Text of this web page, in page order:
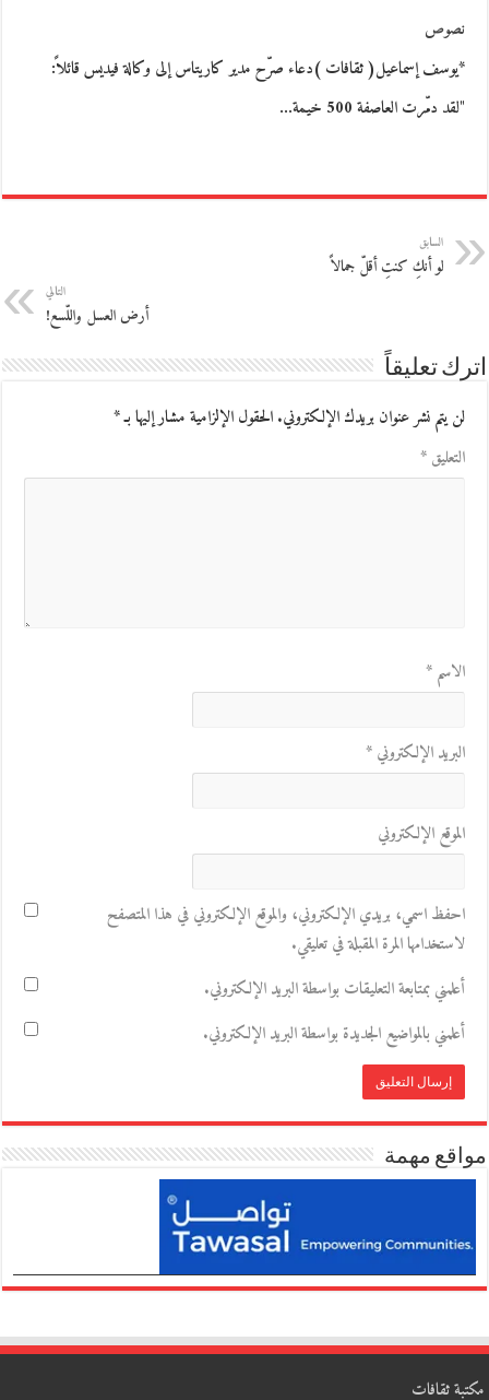
نصوص
*يوسف إسماعيل( ثقافات )دعاء صرّح مدير كاريتاس إلى وكالة فيديس قائلاً:
"لقد دمّرت العاصفة 500 خيمة…
السابق
لو أنكِ كنتِ أقلّ جمالاً
التالي
أرض العسل واللّسع!
اترك تعليقاً
لن يتم نشر عنوان بريدك الإلكتروني.الحقول الإلزامية مشار إليها بـ*
التعليق*
الاسم*
البريد الإلكتروني*
الموقع الإلكتروني
احفظ اسمي، بريدي الإلكتروني، والموقع الإلكتروني في هذا المتصفح
لاستخدامها المرة المقبلة في تعليقي.
أعلمني بمتابعة التعليقات بواسطة البريد الإلكتروني.
أعلمني بالمواضيع الجديدة بواسطة البريد الإلكتروني.
مواقع مهمة
مكتبة ثقافات